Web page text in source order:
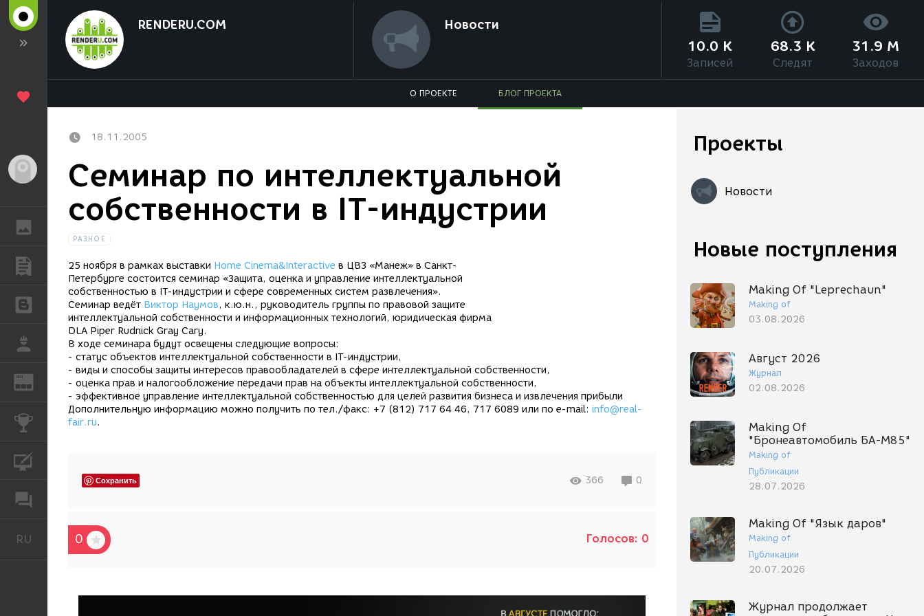
Гость
ПУБЛИКАЦИИ
БЛОГИ
РАБОТА
REN ЖУРНАЛ
КОНКУРСЫ
RU Русский
RENDERU.COM Новости
10.0 K
Записей
68.3 K
Следят
31.9 M
Заходов
О ПРОЕКТЕ БЛОГ ПРОЕКТА
Проекты
Новости
Новые поступления
Making Of "Leprechaun"
Making of
03.08.2026
Август 2026
Журнал
02.08.2026
Making Of
"Бронеавтомобиль БА-М85"
Making of
Публикации
28.07.2026
Making Of "Язык даров"
Making of
Публикации
20.07.2026
Журнал продолжает
18.11.2005
Семинар по интеллектуальной
собственности в IT-индустрии
РАЗНОЕ
25 ноября в рамках выставки Home Cinema&Interactive в ЦВЗ «Манеж» в Санкт-
Петербурге состоится семинар «Защита, оценка и управление интеллектуальной
собственностью в IT-индустрии и сфере современных систем развлечения».
Семинар ведёт Виктор Наумов, к.ю.н., руководитель группы по правовой защите
интеллектуальной собственности и информационных технологий, юридическая фирма
DLA Piper Rudnick Gray Cary.
В ходе семинара будут освещены следующие вопросы:
- статус объектов интеллектуальной собственности в IT-индустрии,
- виды и способы защиты интересов правообладателей в сфере интеллектуальной собственности,
- оценка прав и налогообложение передачи прав на объекты интеллектуальной собственности,
- эффективное управление интеллектуальной собственностью для целей развития бизнеса и извлечения прибыли
Дополнительную информацию можно получить по тел./факс: +7 (812) 717 64 46, 717 6089 или по e-mail: info@real-
fair.ru.
Сохранить 366 0
0 Голосов: 0